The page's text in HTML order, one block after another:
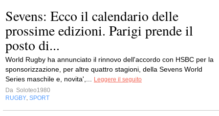
Sevens: Ecco il calendario delle
prossime edizioni. Parigi prende il
posto di...
World Rugby ha annunciato il rinnovo dell'accordo con HSBC per la
sponsorizzazione, per altre quattro stagioni, della Sevens World
Series maschile e, novita',...
Leggere il seguito
Da Soloteo1980
RUGBY SPORT